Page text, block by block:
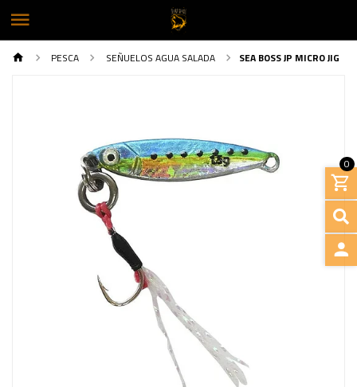
0
PESCA SEÑUELOS AGUA SALADA SEA BOSS JP MICRO JIG
Next